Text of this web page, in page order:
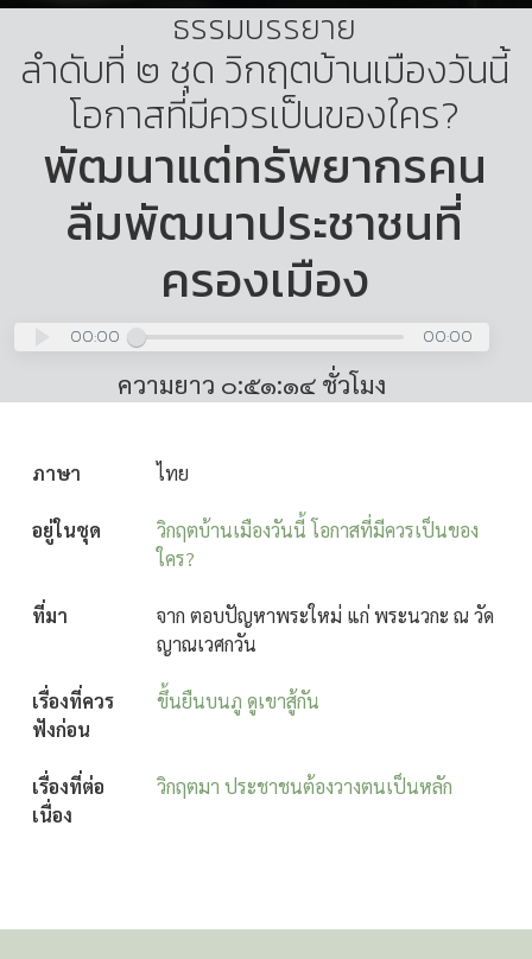
ธรรมบรรยาย
ลำดับที่ ๒ ชุด วิกฤตบ้านเมืองวันนี้
โอกาสที่มีควรเป็นของใคร?
พัฒนาแต่ทรัพยากรคน
ลืมพัฒนาประชาชนที่
ครองเมือง
00:00 00:00
ความยาว ๐:๕๑:๑๔ ชั่วโมง
ภาษา ไทย
อยู่ในชุด
วิกฤตบ้านเมืองวันนี้ โอกาสที่มีควรเป็นของ
ใคร?
ที่มา
จาก ตอบปัญหาพระใหม่ แก่ พระนวกะ ณ วัด
ญาณเวศกวัน
เรื่องที่ควร
ฟังก่อน
ขึ้นยืนบนภู ดูเขาสู้กัน
เรื่องที่ต่อ
เนื่อง
วิกฤตมา ประชาชนต้องวางตนเป็นหลัก